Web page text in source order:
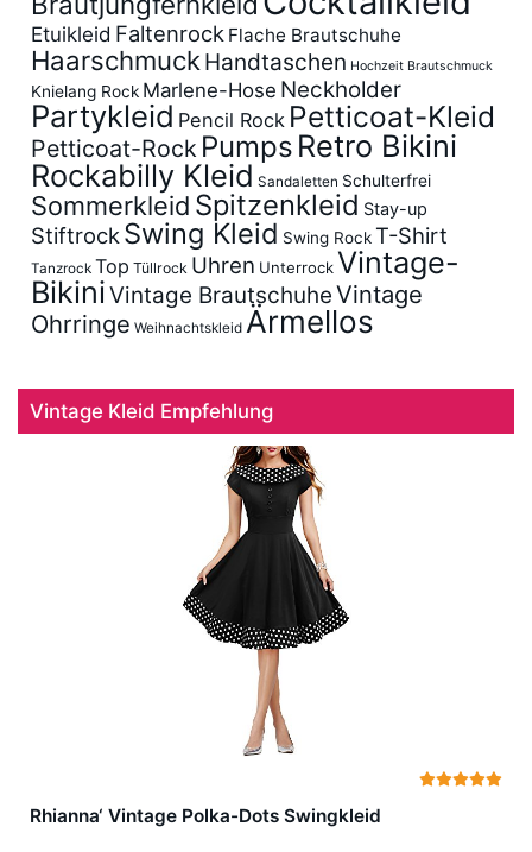
Etuikleid Faltenrock Flache Brautschuhe
Haarschmuck Handtaschen Hochzeit Brautschmuck
Knielang Rock Marlene-Hose Neckholder
Partykleid Pencil Rock Petticoat-Kleid
Petticoat-Rock Pumps Retro Bikini
Rockabilly Kleid Sandaletten Schulterfrei
Sommerkleid Spitzenkleid Stay-up
Stiftrock Swing Kleid Swing RockT-Shirt
Tanzrock Top Tüllrock Uhren UnterrockVintage-
BikiniVintage BrautschuheVintage
Ohrringe Weihnachtskleid Ärmellos
Vintage Kleid Empfehlung
Rhianna‘ Vintage Polka-Dots Swingkleid